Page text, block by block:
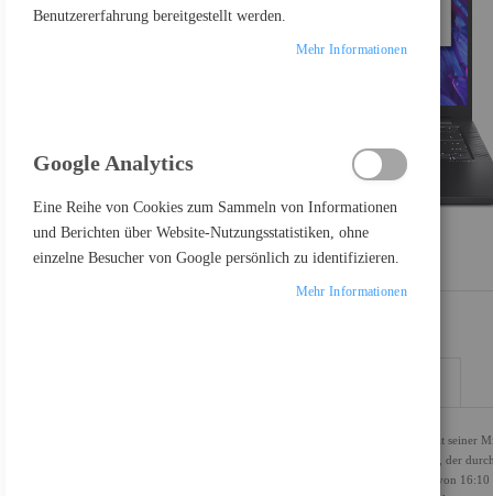
Das Acer TravelMate P6 14, Modell TMP614-73-TCO, setzt mit seiner
Herzstück dieses Notebooks ist der Intel Core Ultra 5 Prozessor, der
einer Auflösung von 2880 x 1800 und einem Seitenverhältnis von
Benutzererfahrung bereitgestellt werden.
Mehr Informationen
Google Analytics
Eine Reihe von Cookies zum Sammeln von Informationen
und Berichten über Website-Nutzungsstatistiken, ohne
einzelne Besucher von Google persönlich zu identifizieren.
Mehr Informationen